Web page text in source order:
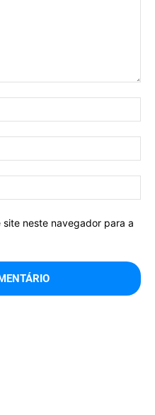
site neste navegador para a